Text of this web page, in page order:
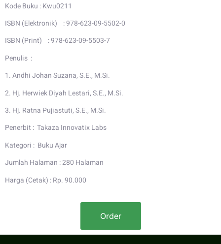
Kode Buku : Kwu0211
ISBN (Elektronik) : 978-623-09-5502-0
ISBN (Print) : 978-623-09-5503-7
Penulis :
1. Andhi Johan Suzana, S.E., M.Si.
2. Hj. Herwiek Diyah Lestari, S.E., M.Si.
3. Hj. Ratna Pujiastuti, S.E., M.Si.
Penerbit : Takaza Innovatix Labs
Kategori : Buku Ajar
Jumlah Halaman : 280 Halaman
Harga (Cetak) : Rp. 90.000
Order